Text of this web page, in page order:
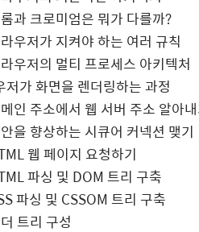
과 크로미엄은 뭐가 다를까?
우저가 지켜야 하는 여러 규칙
우저의 멀티 프로세스 아키텍처
저가 화면을 렌더링하는 과정
인 주소에서 웹 서버 주소 알아
을 향상하는 시큐어 커넥션 맺기
웹 페이지 요청하기
파싱 및 DOM트리 구축
파싱 및 CSSOM트리 구축
트리 구성